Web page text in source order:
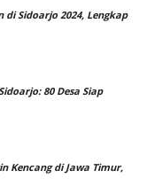
di Sidoarjo 2024, Lengkap
80 Desa Siap
Kencang di Jawa Timur,